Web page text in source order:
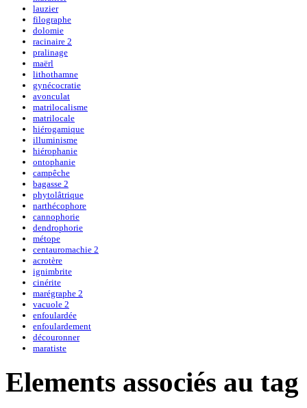
lauzier
filographe
dolomie
racinaire 2
pralinage
maërl
lithothamne
gynécocratie
avonculat
matrilocalisme
matrilocale
hiérogamique
illuminisme
hiérophanie
ontophanie
campêche
bagasse 2
phytolâtrique
narthécophore
cannophorie
dendrophorie
métope
centauromachie 2
acrotère
ignimbrite
cinérite
marégraphe 2
vacuole 2
enfoulardée
enfoulardement
découronner
maratiste
Elements associés au